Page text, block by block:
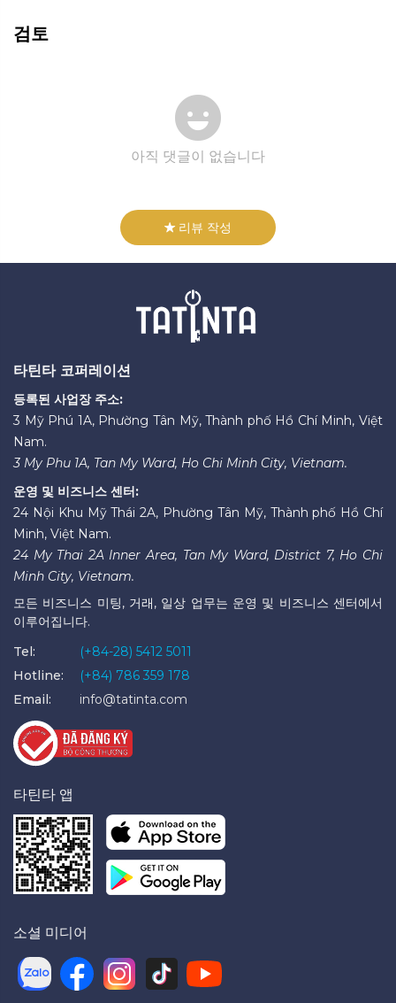
검토
아직 댓글이 없습니다
리뷰 작성
타틴타 코퍼레이션
등록된 사업장 주소:
3 Mỹ Phú 1A, Phường Tân Mỹ, Thành phố Hồ Chí Minh, Việt
Nam.
3 My Phu 1A, Tan My Ward, Ho Chi Minh City, Vietnam.
운영 및 비즈니스 센터:
24 Nội Khu Mỹ Thái 2A, Phường Tân Mỹ, Thành phố Hồ Chí
Minh, Việt Nam.
24 My Thai 2A Inner Area, Tan My Ward, District 7, Ho Chi
Minh City, Vietnam.
모든 비즈니스 미팅, 거래, 일상 업무는 운영 및 비즈니스 센터에서
이루어집니다.
Tel:
(+84-28) 5412 5011
Hotline:
(+84) 786 359 178
Email:
info@tatinta.com
타틴타 앱
소셜 미디어